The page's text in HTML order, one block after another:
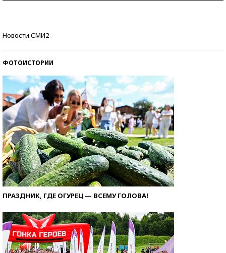
Новости СМИ2
ФОТОИСТОРИИ
ПРАЗДНИК, ГДЕ ОГУРЕЦ — ВСЕМУ ГОЛОВА!